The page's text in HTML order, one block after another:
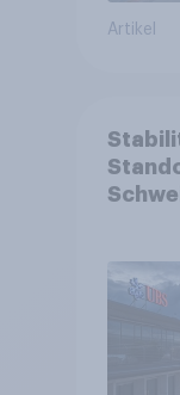
Artikel
von